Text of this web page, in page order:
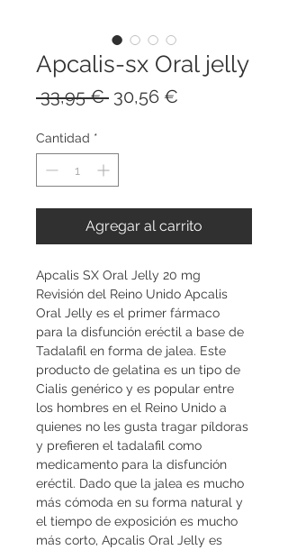
Apcalis-sx Oral jelly
33,95 € Precio
30,56 €
Cantidad *
Agregar al carrito
Apcalis SX Oral Jelly 20 mg
Revisión del Reino Unido Apcalis
Oral Jelly es el primer fármaco
para la disfunción eréctil a base de
Tadalafil en forma de jalea. Este
producto de gelatina es un tipo de
Cialis genérico y es popular entre
los hombres en el Reino Unido a
quienes no les gusta tragar píldoras
y prefieren el tadalafil como
medicamento para la disfunción
eréctil. Dado que la jalea es mucho
más cómoda en su forma natural y
el tiempo de exposición es mucho
más corto, Apcalis Oral Jelly es